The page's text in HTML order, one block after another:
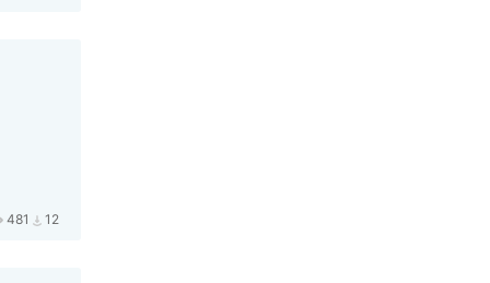
481 12